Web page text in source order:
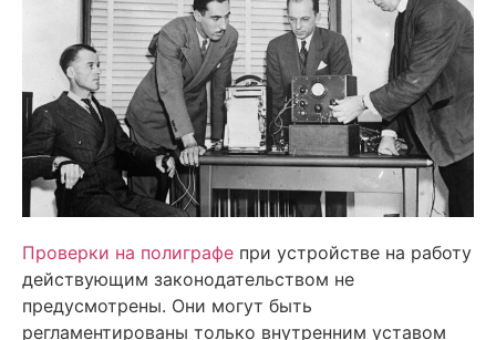
Проверки на полиграфе при устройстве на работу
действующим законодательством не
предусмотрены. Они могут быть
регламентированы только внутренним уставом